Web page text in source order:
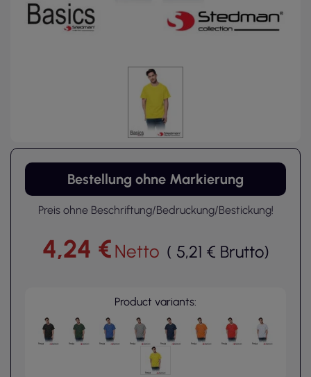
Bestellung ohne Markierung
Preis ohne Beschriftung/Bedruckung/Bestickung!
4,24 €Netto ( 5,21 € Brutto)
Product variants: